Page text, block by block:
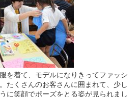
を着て、モデルになりきってファッシ
たくさんのお客さんに囲まれて、少し
に笑顔でポーズをとる姿が見られまし